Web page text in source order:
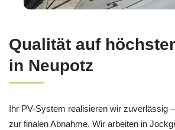
Qualität auf
in Neupotz
Ihr PV-System realisieren wir zuverlässig
zur finalen Abnahme. Wir arbeiten in